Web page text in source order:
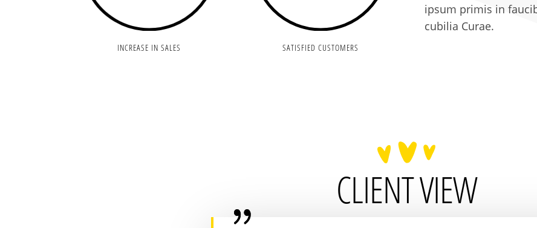
INCREASE IN SALES SATISFIED CUSTOMERS
ipsum primis in
cubilia Curae.
CLIENT VIEW